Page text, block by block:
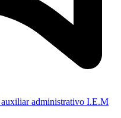
administrativo I.E.M